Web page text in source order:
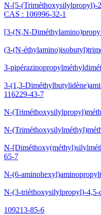
N-[5-(Triméthoxysilylpropyl)-
CAS : 106996-32-1
[3-(N,N-
(3-(N-
3-
3-(1,3-
116229-43-7
N-
N-
N-
65-7
N-(6-
N-(3-triéthoxysilylpropyl)-
109213-85-6